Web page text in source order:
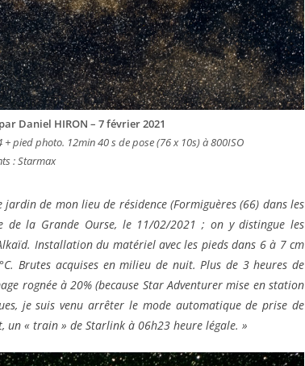
Daniel HIRON – 7 février 2021
pied photo. 12min 40 s de pose (76 x 10s) à 800ISO
: Starmax
jardin de mon lieu de résidence (Formiguères (66) dans les
de la Grande Ourse, le 11/02/2021 ; on y distingue les
Installation du matériel avec les pieds dans 6 à 7 cm
Brutes acquises en milieu de nuit. Plus de 3 heures de
rognée à 20% (because Star Adventurer mise en station
je suis venu arrêter le mode automatique de prise de
un « train » de Starlink à 06h23 heure légale. »